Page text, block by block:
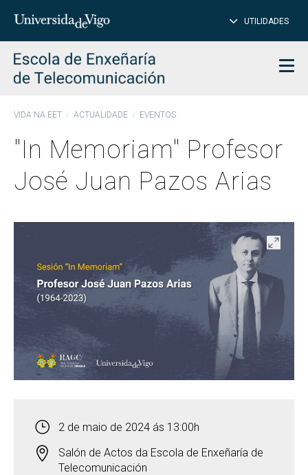
Introduce
para
buscar
UTILIDADES
VIDA NA EET ACTUALIDADE EVENTOS
"In Memoriam" Profesor
José Juan Pazos Arias
Abrir
2 de maio de 2024 ás 13:00h
Salón de Actos da Escola de Enxeñaría de
Telecomunicación